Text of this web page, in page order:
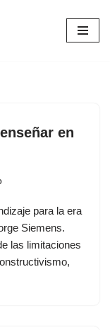
en
para la era
Siemens.
las limitaciones